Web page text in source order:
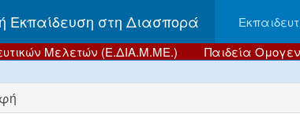
Εκπαίδευση στη Διασπορά
Μελετών (Ε.ΔΙΑ.Μ.ΜΕ.)
Παιδεία